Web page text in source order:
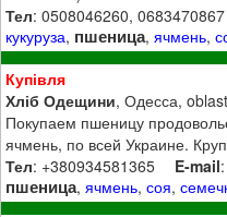
Тел: 0508046260, 0683470867
кукуруза, пшеница,ячмень,
Купівля
Хліб Одещини, Одесса,
Покупаем пшеницу
ячмень, по всей Украине.
Тел: +380934581365 E-mail
пшеница,ячмень,соя,